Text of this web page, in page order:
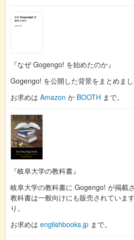
『なぜ Gogengo! を始めたのか』
Gogengo! を公開した背景をまとめまし
お求めは Amazon か BOOTH まで。
『岐阜大学の教科書』
岐阜大学の教科書に Gogengo! が掲載
教科書は一般向けにも販売されていま
り。
お求めは englishbooks.jp まで。